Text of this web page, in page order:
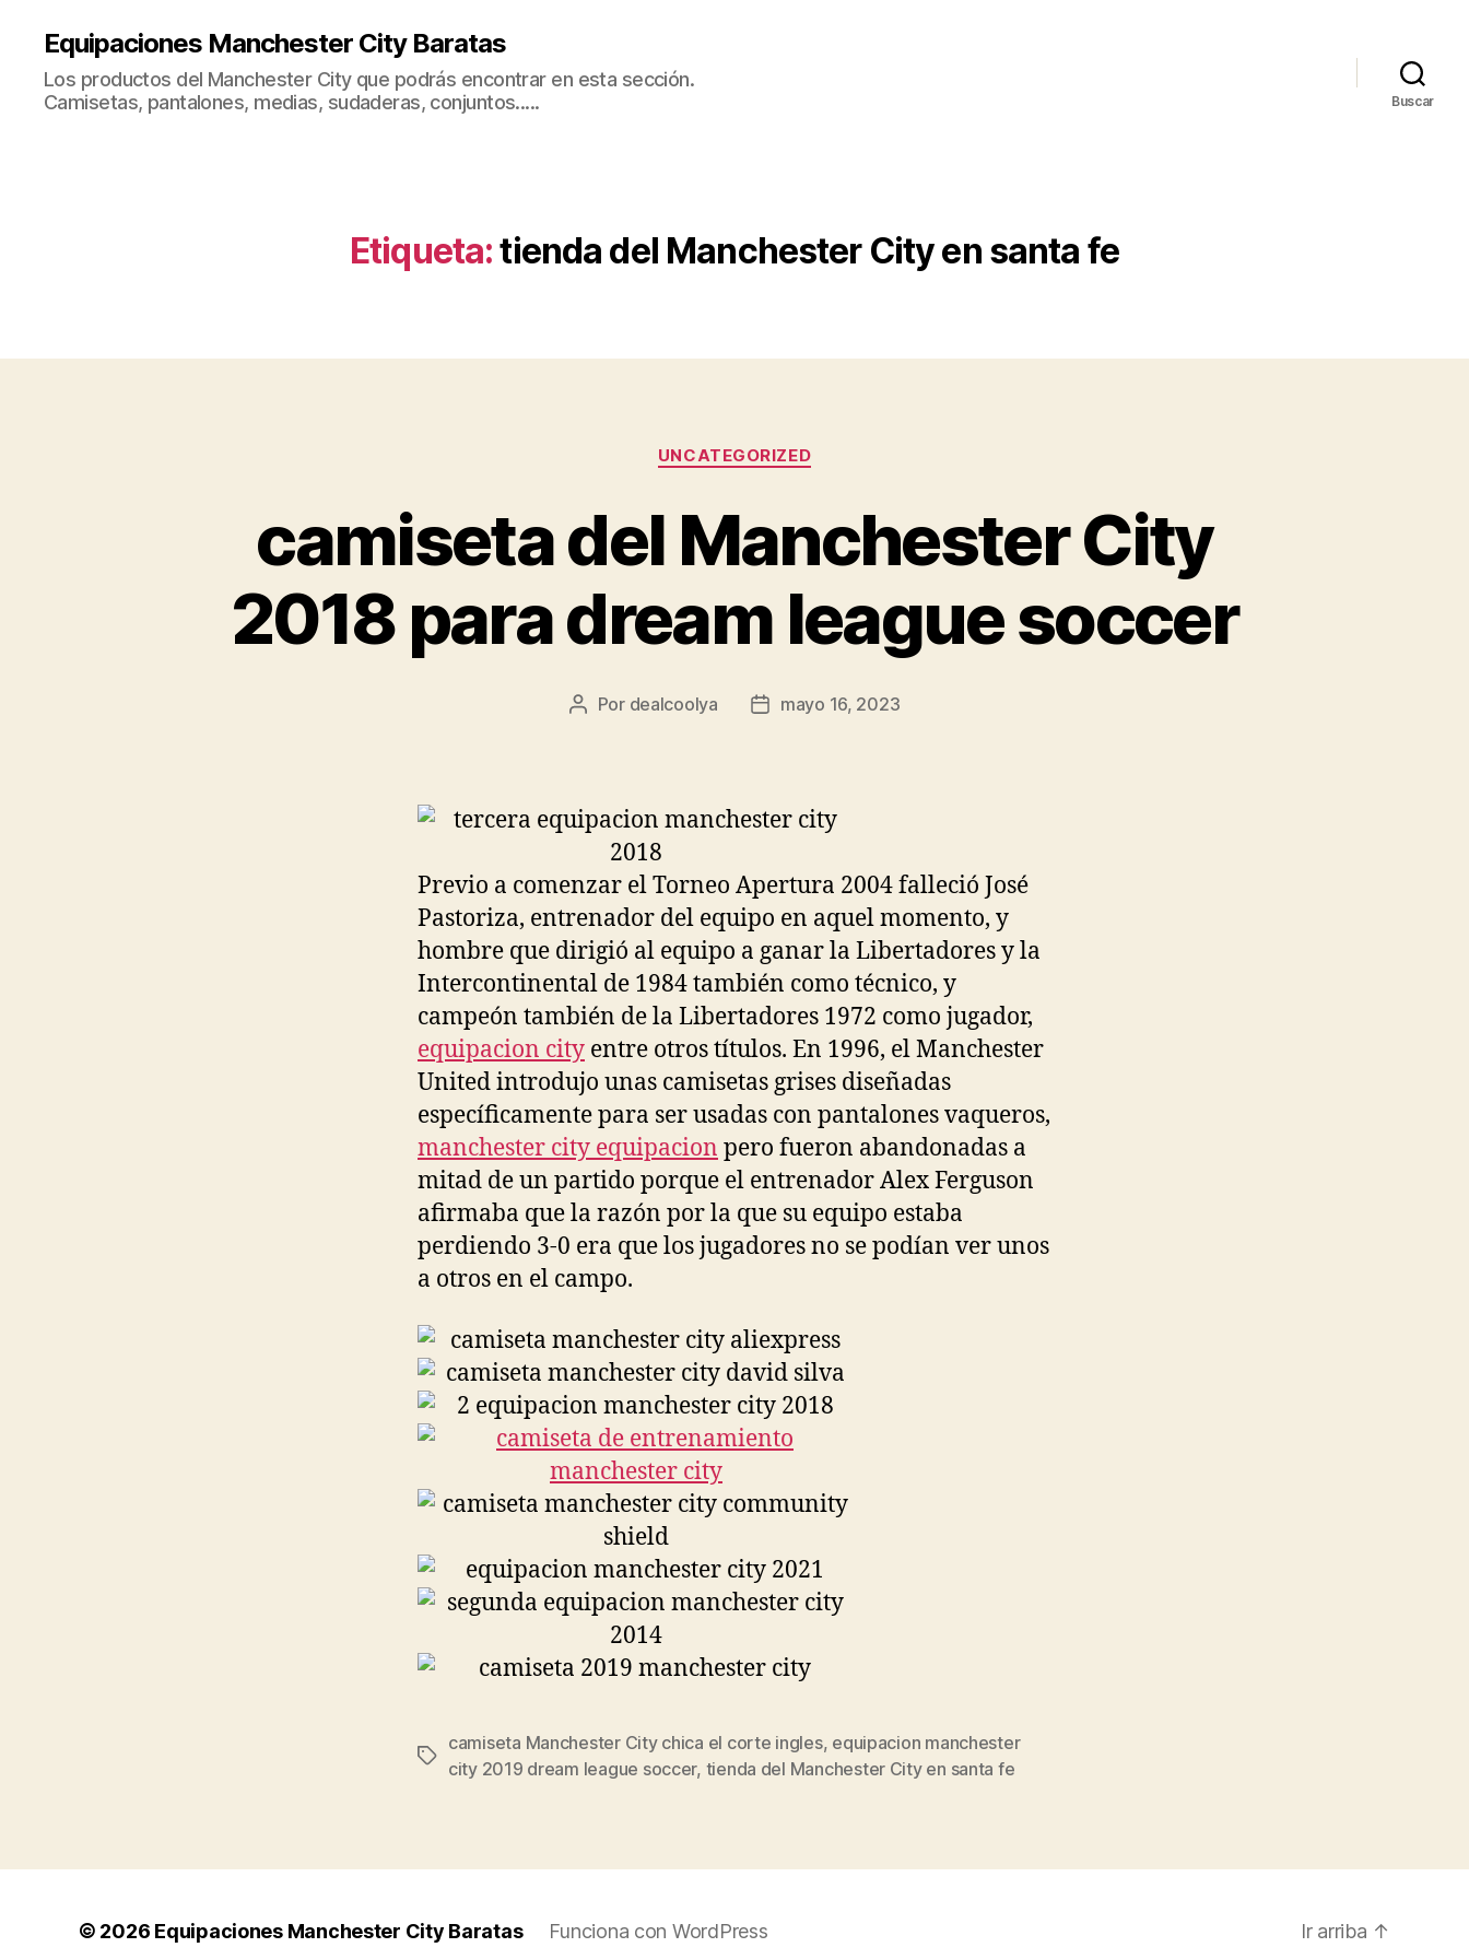
Equipaciones Manchester City Baratas
Los productos del Manchester City que podrás encontrar en esta sección.
Camisetas, pantalones, medias, sudaderas, conjuntos.....
Buscar
Etiqueta:tienda del Manchester City en santa fe
Categorías
UNCATEGORIZED
camiseta del Manchester City
2018 para dream league soccer
Autor
Por dealcoolya
Fechamayo 16, 2023
Previo a comenzar el Torneo Apertura 2004 falleció José
Pastoriza, entrenador del equipo en aquel momento, y
hombre que dirigió al equipo a ganar la Libertadores y la
Intercontinental de 1984 también como técnico, y
campeón también de la Libertadores 1972 como jugador,
equipacion city entre otros títulos. En 1996, el Manchester
United introdujo unas camisetas grises diseñadas
específicamente para ser usadas con pantalones vaqueros,
manchester city equipacion pero fueron abandonadas a
mitad de un partido porque el entrenador Alex Ferguson
afirmaba que la razón por la que su equipo estaba
perdiendo 3-0 era que los jugadores no se podían ver unos
a otros en el campo.
Etiquetas
camiseta Manchester City chica el corte ingles, equipacion manchester
city 2019 dream league soccer, tienda del Manchester City en santa fe
© 2026 Equipaciones Manchester City Baratas Funciona con WordPress Ir arriba ↑